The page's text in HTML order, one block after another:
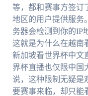
等，都和赛事方签订
地区的用户提供服务
务器会检测到你的IP
这就是为什么在越南
新加坡看世界杯中文
界杯直播也仅限中国
说，这种限制无疑是
要赛事来临，却只能